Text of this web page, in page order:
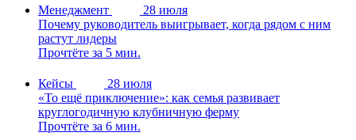
Менеджмент
28 июля
Почему руководитель выигрывает, когда рядом с ним
растут лидеры
Прочтёте за 5 мин.
Кейсы
28 июля
«То ещё приключение»: как семья развивает
круглогодичную клубничную ферму
Прочтёте за 6 мин.